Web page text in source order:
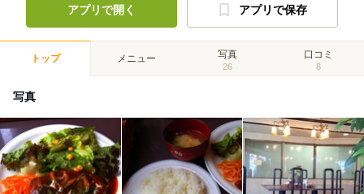
アプリで開く アプリで保存
トップ メニュー 写真
26
口コミ
8
写真